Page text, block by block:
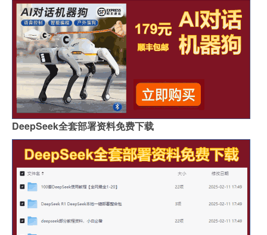
DeepSeek全套部署资料免费下载